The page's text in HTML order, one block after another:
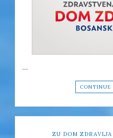
…
CONTINUE
ZU DOM ZDRAVLJA